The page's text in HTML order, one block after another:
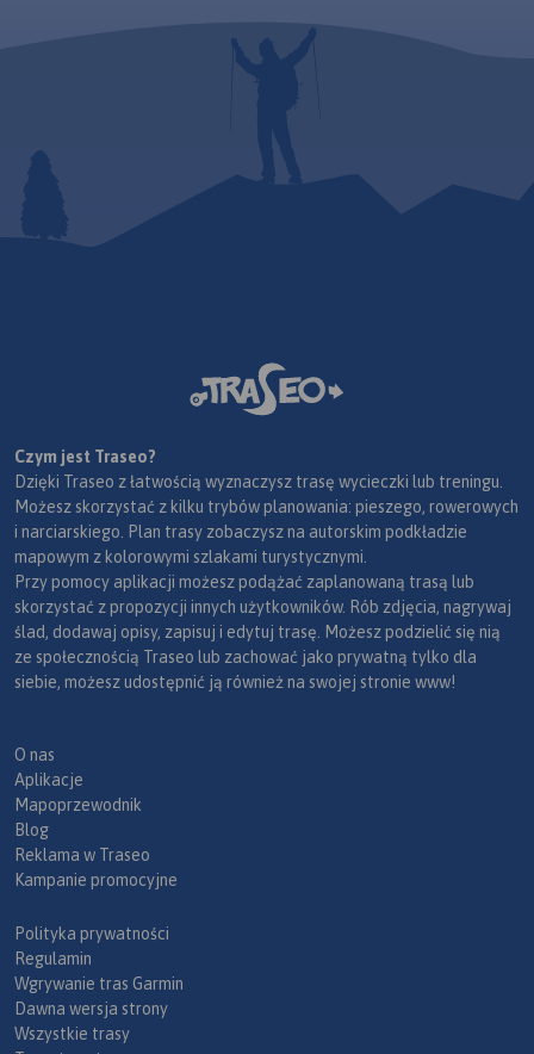
Czym jest Traseo?
Dzięki Traseo z łatwością wyznaczysz trasę wycieczki lub treningu.
Możesz skorzystać z kilku trybów planowania: pieszego, rowerowych
i narciarskiego. Plan trasy zobaczysz na autorskim podkładzie
mapowym z kolorowymi szlakami turystycznymi.
Przy pomocy aplikacji możesz podążać zaplanowaną trasą lub
skorzystać z propozycji innych użytkowników. Rób zdjęcia, nagrywaj
ślad, dodawaj opisy, zapisuj i edytuj trasę. Możesz podzielić się nią
ze społecznością Traseo lub zachować jako prywatną tylko dla
siebie, możesz udostępnić ją również na swojej stronie www!
O nas
Aplikacje
Mapoprzewodnik
Blog
Reklama w Traseo
Kampanie promocyjne
Polityka prywatności
Regulamin
Wgrywanie tras Garmin
Dawna wersja strony
Wszystkie trasy